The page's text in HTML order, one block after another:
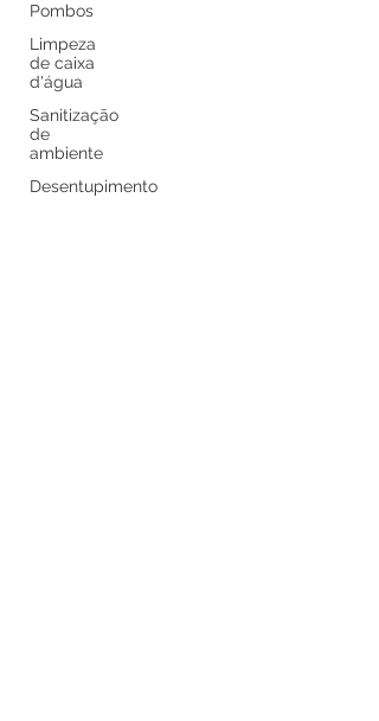
Pombos
Limpeza
de caixa
d'água
Sanitização
de
ambiente
Desentupimento